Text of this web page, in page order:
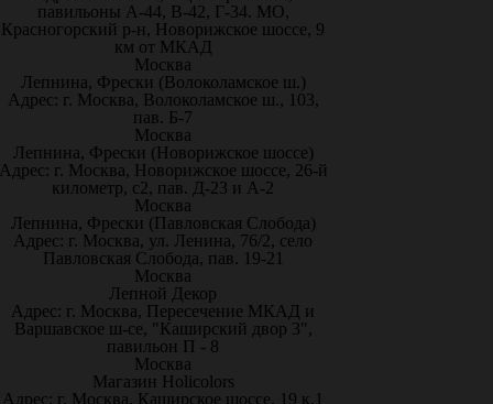
павильоны А-44, В-42, Г-34. МО,
Красногорский р-н, Новорижское шоссе, 9
км от МКАД
Москва
Лепнина, Фрески (Волоколамское ш.)
Адрес: г. Москва, Волоколамское ш., 103,
пав. Б-7
Москва
Лепнина, Фрески (Новорижское шоссе)
г. Москва, Новорижское шоссе, 26-й
километр, с2, пав. Д-23 и А-2
Москва
Лепнина, Фрески (Павловская Слобода)
Адрес: г. Москва, ул. Ленина, 76/2, село
Павловская Слобода, пав. 19-21
Москва
Лепной Декор
Адрес: г. Москва, Пересечение МКАД и
Варшавское ш-се, "Каширский двор 3",
павильон П - 8
Москва
Магазин Holicolors
Адрес: г. Москва, Каширское шоссе, 19 к.1